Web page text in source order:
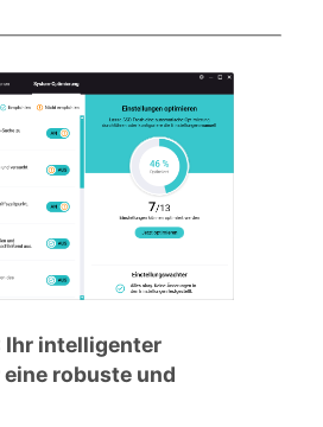
Ihr intelligenter
robuste und